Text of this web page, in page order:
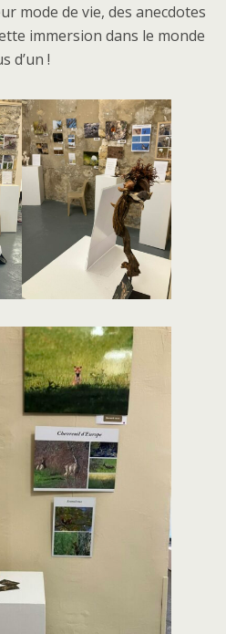
mode de vie, des anecdotes
immersion dans le monde
d’un !